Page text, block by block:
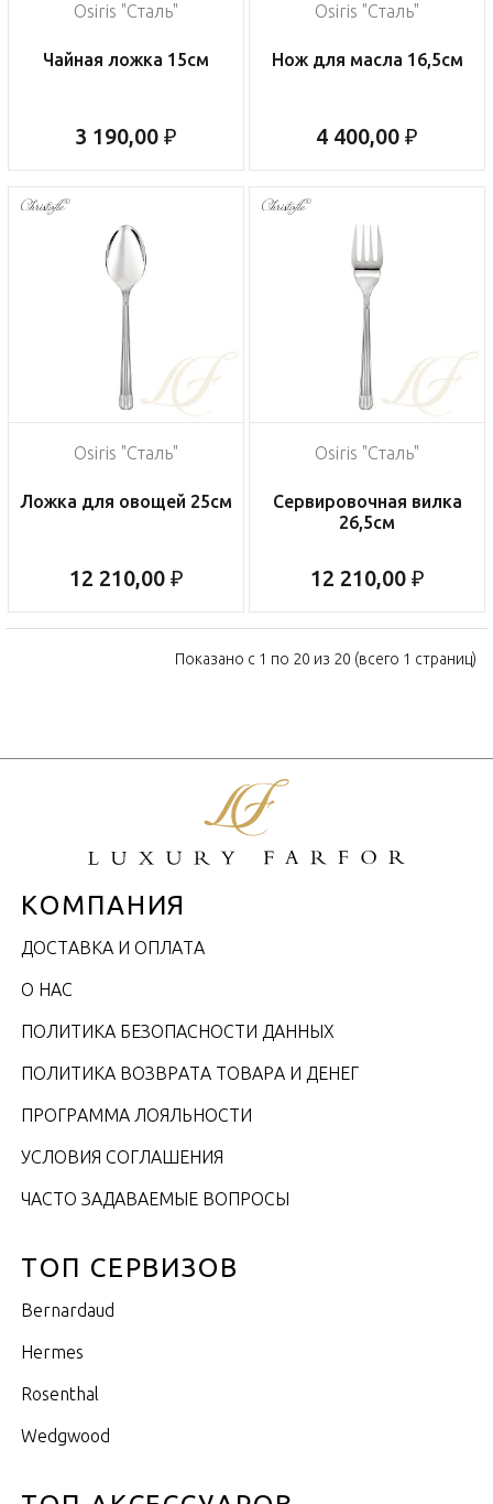
Osiris "Сталь"
Чайная ложка 15см
3 190,00 ₽
Osiris "Сталь"
Нож для масла 16,5см
4 400,00 ₽
Osiris "Сталь"
Ложка для овощей 25см
12 210,00 ₽
Osiris "Сталь"
Сервировочная вилка
26,5см
12 210,00 ₽
Показано с 1 по 20 из 20 (всего 1 страниц)
КОМПАНИЯ
ДОСТАВКА И ОПЛАТА
О НАС
ПОЛИТИКА БЕЗОПАСНОСТИ ДАННЫХ
ПОЛИТИКА ВОЗВРАТА ТОВАРА И ДЕНЕГ
ПРОГРАММА ЛОЯЛЬНОСТИ
УСЛОВИЯ СОГЛАШЕНИЯ
ЧАСТО ЗАДАВАЕМЫЕ ВОПРОСЫ
ТОП СЕРВИЗОВ
Bernardaud
Hermes
Rosenthal
Wedgwood